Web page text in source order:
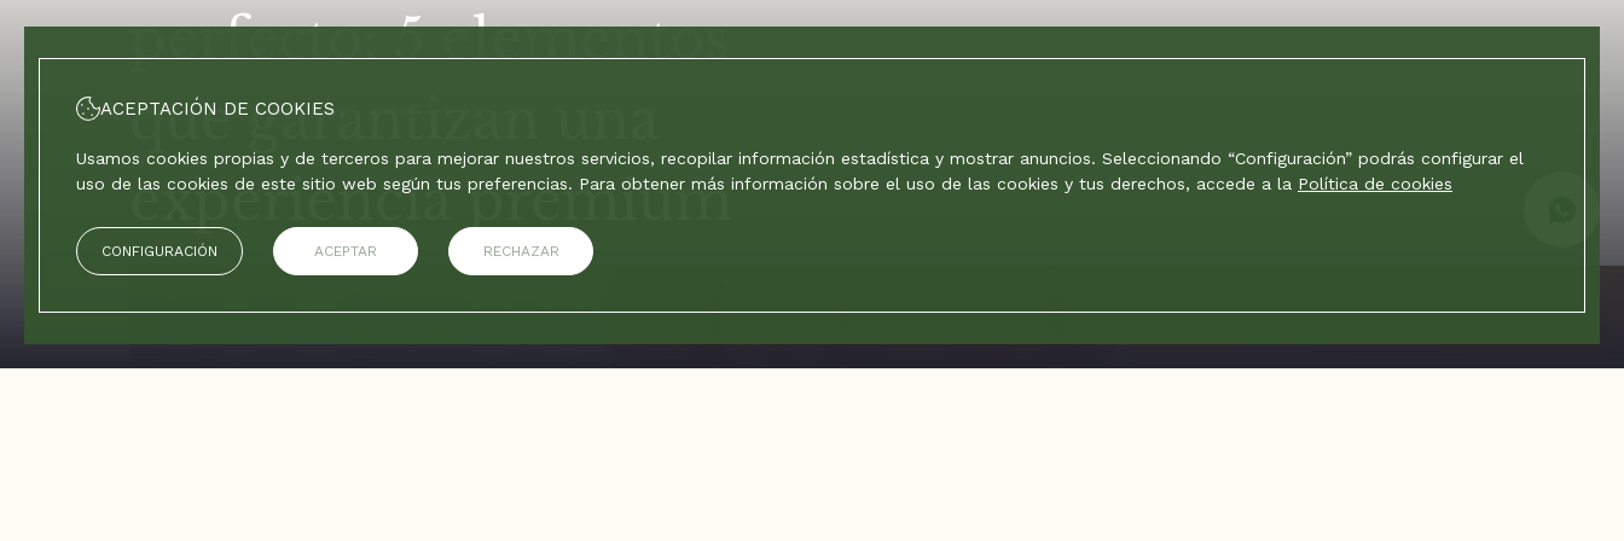
perfecto: 5 elementos
que garantizan una
experiencia premium
ACEPTACIÓN DE COOKIES
Usamos cookies propias y de terceros para mejorar nuestros servicios, recopilar información estadística y mostrar anuncios. Seleccionando “Configuración” podrás configurar el
uso de las cookies de este sitio web según tus preferencias. Para obtener más información sobre el uso de las cookies y tus derechos, accede a la Política de cookies
CONFIGURACIÓN ACEPTAR RECHAZAR